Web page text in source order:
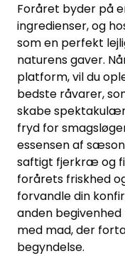
Foråret byder på
ingredienser, og
som en perfekt
naturens gaver.
platform, vil du
bedste råvarer,
skabe
fryd for
essensen af
saftigt fjerkræ og
forårets friskhed
forvandle din
anden
med mad, der
begyndelse.